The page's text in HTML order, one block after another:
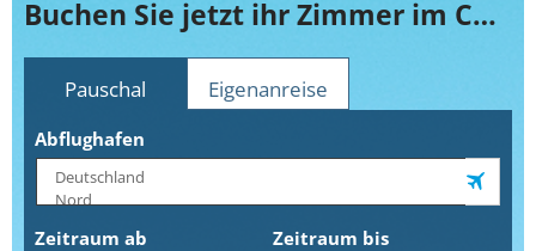
Buchen Sie jetzt ihr Zimmer im Captain Don´s Habitat
Pauschal Eigenanreise
Abflughafen
Zeitraum ab Zeitraum bis